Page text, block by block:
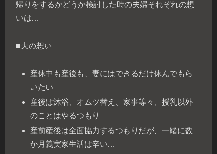
帰りをするかどうか検討した時の夫婦それぞれの想
いは…
■夫の想い
産休中も産後も、妻にはできるだけ休んでもら
いたい
産後は沐浴、オムツ替え、家事等々、授乳以外
のことはやるつもり
産前産後は全面協力するつもりだが、一緒に数
か月義実家生活は辛い…